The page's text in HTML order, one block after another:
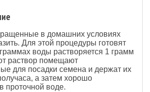
в домашних условиях
Для этой процедуры готовят
воды растворяется 1 грамм
раствор помещают
для посадки семена и держат их
а затем хорошо
проточной воде.